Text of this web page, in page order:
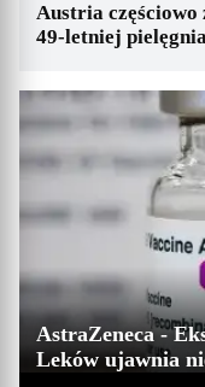
Austria częściowo
49-letniej
AstraZeneca -
Leków ujawnia